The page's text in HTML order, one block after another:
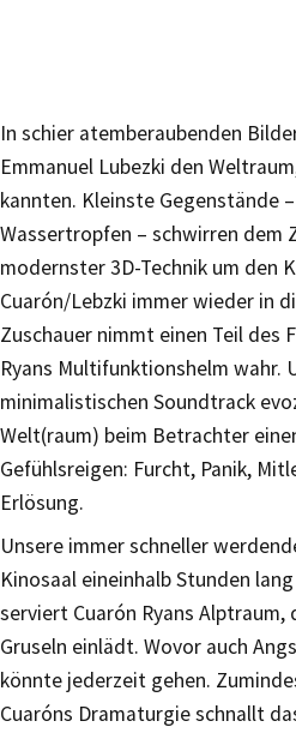
In schier atemberaubenden
Emmanuel Lubezki den
kannten. Kleinste Gegenstände
Wassertropfen – schwirren dem
modernster 3D-Technik um den
Cuarón/Lebzki immer wieder in
Zuschauer nimmt einen Teil des
Ryans Multifunktionshelm wahr.
minimalistischen Soundtrack
Welt(raum) beim Betrachter
Gefühlsreigen: Furcht, Panik,
Erlösung.
Unsere immer schneller
Kinosaal eineinhalb Stunden
serviert Cuarón Ryans Alptraum,
Gruseln einlädt. Wovor auch
könnte jederzeit gehen.
Cuaróns Dramaturgie schnallt